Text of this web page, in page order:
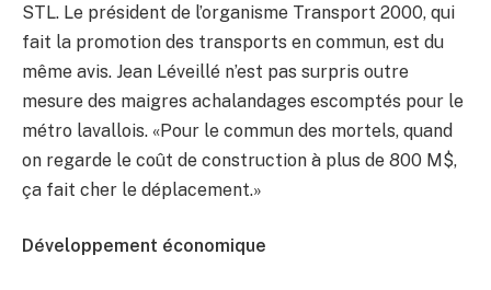
STL. Le président de l’organisme Transport 2000, qui
fait la promotion des transports en commun, est du
même avis. Jean Léveillé n’est pas surpris outre
mesure des maigres achalandages escomptés pour le
métro lavallois. «Pour le commun des mortels, quand
on regarde le coût de construction à plus de 800 M$,
ça fait cher le déplacement.»
Développement économique